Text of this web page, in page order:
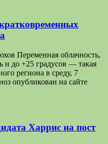
Переменная облачность,
и до +25 градусов — такая
региона в среду, 7
опубликован на сайте
Харрис на пост